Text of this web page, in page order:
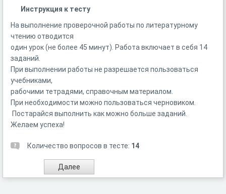
Инструкция к тесту
На выполнение проверочной работы по литературному
чтению отводится
один урок (не более 45 минут). Работа включает в себя 14
заданий.
При выполнении работы не разрешается пользоваться
учебниками,
рабочими тетрадями, справочным материалом.
При необходимости можно пользоваться черновиком.
Постарайся выполнить как можно больше заданий.
Желаем успеха!
Количество вопросов в тесте: 14